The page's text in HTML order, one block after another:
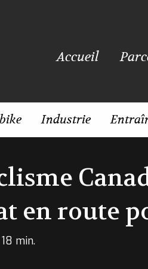
Accueil
Industrie
en route
min.